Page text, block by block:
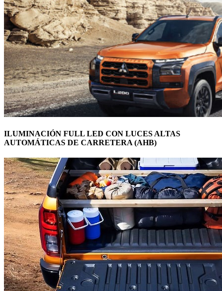
ILUMINACIÓN FULL LED CON LUCES ALTAS
AUTOMÁTICAS DE CARRETERA (AHB)